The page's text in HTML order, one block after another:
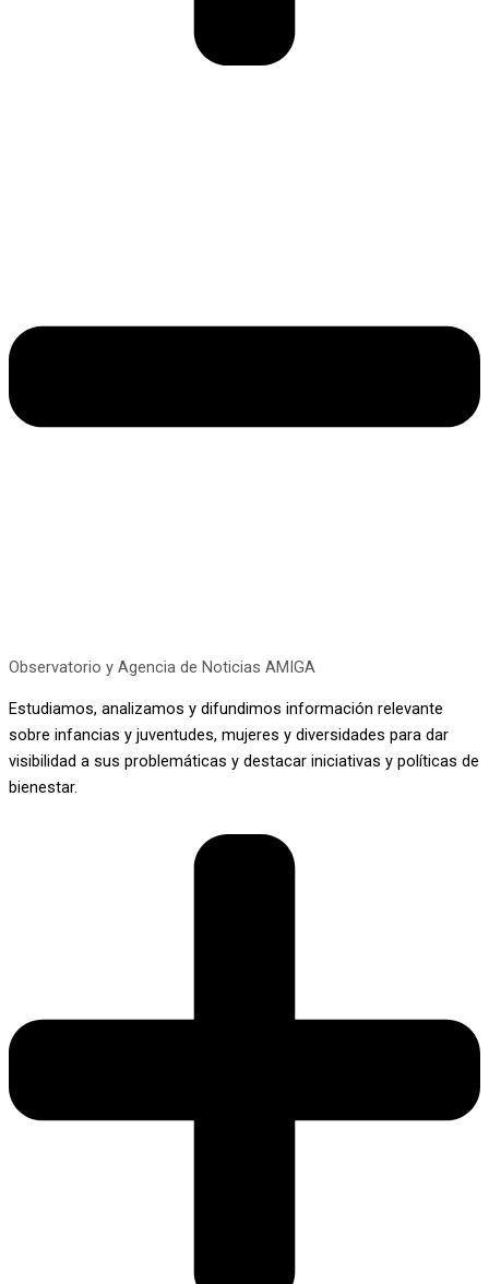
Observatorio y Agencia de Noticias AMIGA
Estudiamos, analizamos y difundimos información relevante
sobre infancias y juventudes, mujeres y diversidades para dar
visibilidad a sus problemáticas y destacar iniciativas y políticas de
bienestar.